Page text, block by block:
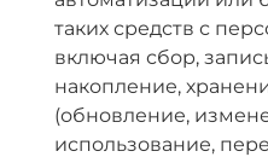
таких средств с
включая сбор,
накопление,
(обновление,
использование,